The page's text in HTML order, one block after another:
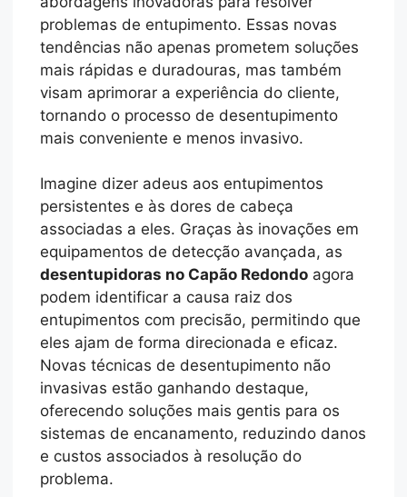
problemas de entupimento. Essas novas
tendências não apenas prometem soluções
mais rápidas e duradouras, mas também
visam aprimorar a experiência do cliente,
tornando o processo de desentupimento
mais conveniente e menos invasivo.
Imagine dizer adeus aos entupimentos
persistentes e às dores de cabeça
associadas a eles. Graças às inovações em
equipamentos de detecção avançada, as
desentupidoras no Capão Redondo agora
podem identificar a causa raiz dos
entupimentos com precisão, permitindo que
eles ajam de forma direcionada e eficaz.
Novas técnicas de desentupimento não
invasivas estão ganhando destaque,
oferecendo soluções mais gentis para os
sistemas de encanamento, reduzindo danos
e custos associados à resolução do
problema.